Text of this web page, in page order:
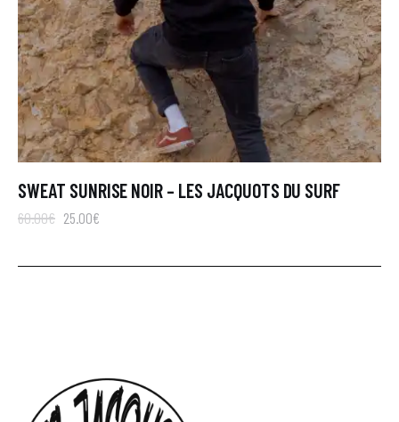
SWEAT SUNRISE NOIR – LES JACQUOTS DU SURF
60.00€ 25.00€